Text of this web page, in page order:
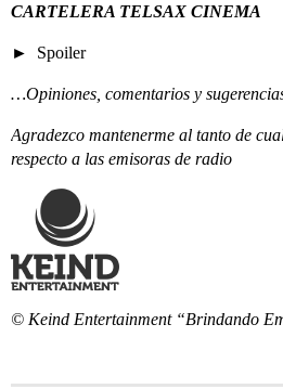
CARTELERA TELSAX CINEMA
Spoiler
…Opiniones, comentarios y
Agradezco mantenerme al tanto de
respecto a las emisoras de radio
© Keind Entertainment “Brindando